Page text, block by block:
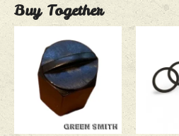
Buy Together